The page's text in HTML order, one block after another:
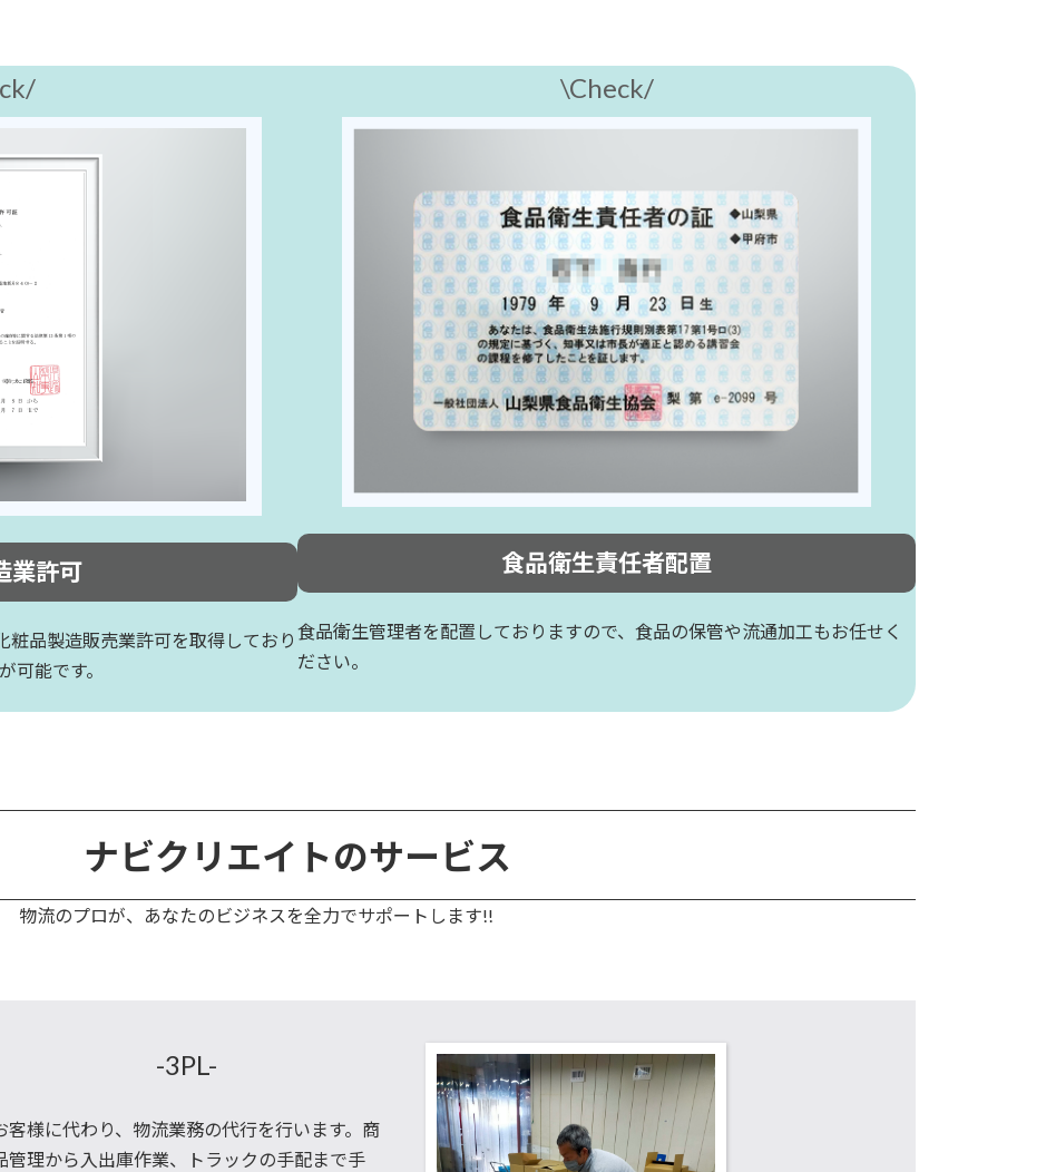
業許可
品製造販売業許可を取得しており
可能です。
\Check/
食品衛生責任者配置
食品衛生管理者を配置しておりますので、食品の保管や流通加工もお任せく
ださい。
ナビクリエイトのサービス
物流のプロが、あなたのビジネスを全力でサポートします!!
-3PL-
客様に代わり、物流業務の代行を行います。商
管理から入出庫作業、トラックの手配まで手